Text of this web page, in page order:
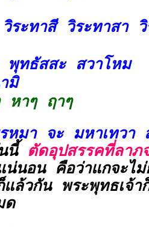
วิระทาสี วิระทาสา
พุทธัสสะ สวาโหม
มิ
หาๆ ฤาๆ
หมา จะ มหาเทวา
นี้ ตัดอุปสรรคที่ลาภ
น่นอน คือว่าแกจะไ
แล้วกัน พระพุทธเจ้า
ด